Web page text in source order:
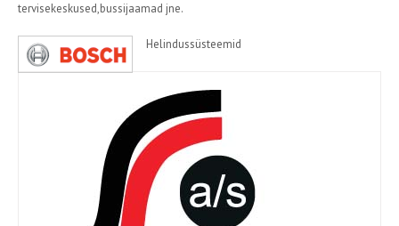
tervisekeskused,bussijaamad jne.
Helindussüsteemid